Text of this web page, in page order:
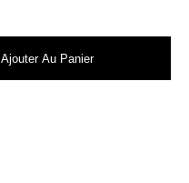
Ajouter Au Panier